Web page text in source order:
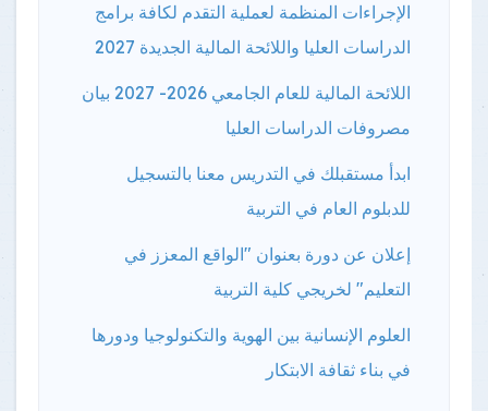
الإجراءات المنظمة لعملية التقدم لكافة برامج
الدراسات العليا واللائحة المالية الجديدة 2027
اللائحة المالية للعام الجامعي 2026- 2027 بيان
مصروفات الدراسات العليا
ابدأ مستقبلك في التدريس معنا بالتسجيل
للدبلوم العام في التربية
إعلان عن دورة بعنوان "الواقع المعزز في
التعليم" لخريجي كلية التربية
العلوم الإنسانية بين الهوية والتكنولوجيا ودورها
في بناء ثقافة الابتكار